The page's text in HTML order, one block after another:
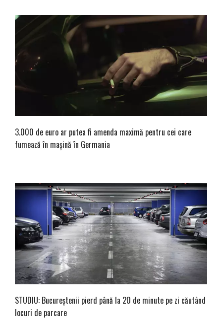
3.000 de euro ar putea fi amenda maximă pentru cei care
fumează în mașină în Germania
STUDIU: Bucureștenii pierd până la 20 de minute pe zi căutând
locuri de parcare